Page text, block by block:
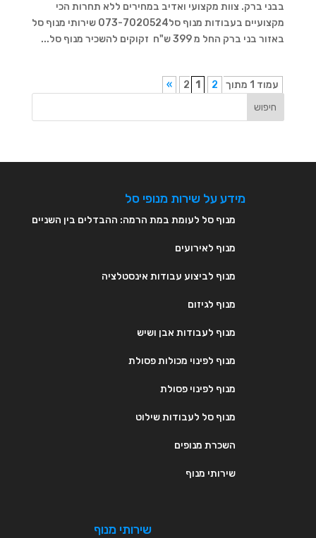
בבני ברק. צוות מקצועי ואדיב במחירים ללא תחרות הכי
מקצועיים בעבודות מנוף סל073-7020524 שירותי מנוף סל
באזור בני ברק החל מ 399 ש"ח זקוקים להשכיר מנוף סל...
עמוד 1 מתוך 2 1 2
»
חיפוש
מידע על שירות מנופי סל
מנוף סל לעומת במת הרמה: ההבדלים בין השניים
מנוף לאירועים
מנוף לביצוע עבודות אינסטלציה
מנוף לגיזום
מנוף לעבודות אבן ושיש
מנוף לפינוי מכולות פסולת
מנוף לפינוי פסולת
מנוף סל לעבודות שילוט
השכרת מנופים
שירותי מנוף
שירותי מנוף